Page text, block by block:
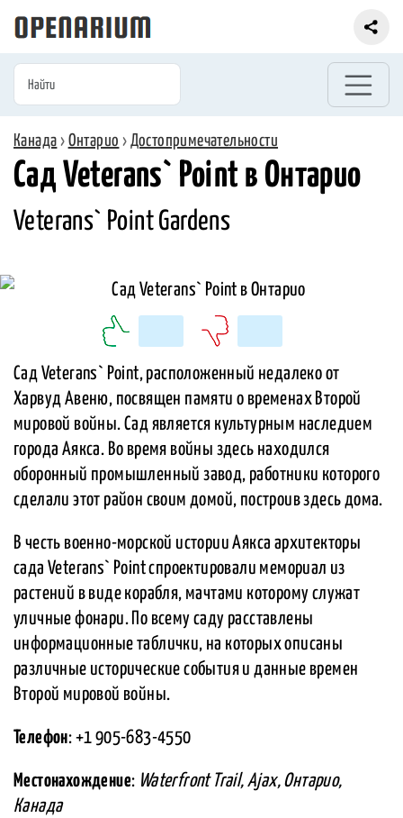
Канада › Онтарио › Достопримечательности
Сад Veterans` Point в Онтарио
Veterans` Point Gardens
Сад Veterans` Point, расположенный недалеко от
Харвуд Авеню, посвящен памяти о временах Второй
мировой войны. Сад является культурным наследием
города Аякса. Во время войны здесь находился
оборонный промышленный завод, работники которого
сделали этот район своим домой, построив здесь дома.
В честь военно-морской истории Аякса архитекторы
сада Veterans` Point спроектировали мемориал из
растений в виде корабля, мачтами которому служат
уличные фонари. По всему саду расставлены
информационные таблички, на которых описаны
различные исторические события и данные времен
Второй мировой войны.
Телефон: +1 905-683-4550
Местонахождение: Waterfront Trail, Ajax, Онтарио,
Канада